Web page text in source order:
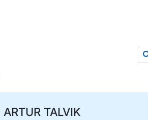
ARTUR TALVIK